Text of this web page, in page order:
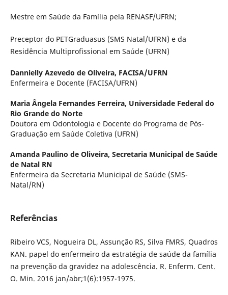
Mestre em Saúde da Família pela RENASF/UFRN;
Preceptor do PETGraduasus (SMS Natal/UFRN) e da
Residência Multiprofissional em Saúde (UFRN)
Dannielly Azevedo de Oliveira, FACISA/UFRN
Enfermeira e Docente (FACISA/UFRN)
Maria Ângela Fernandes Ferreira, Universidade Federal do
Rio Grande do Norte
Doutora em Odontologia e Docente do Programa de Pós-
Graduação em Saúde Coletiva (UFRN)
Amanda Paulino de Oliveira, Secretaria Municipal de Saúde
de Natal RN
Enfermeira da Secretaria Municipal de Saúde (SMS-
Natal/RN)
Referências
Ribeiro VCS, Nogueira DL, Assunção RS, Silva FMRS, Quadros
KAN. papel do enfermeiro da estratégia de saúde da família
na prevenção da gravidez na adolescência. R. Enferm. Cent.
O. Min. 2016 jan/abr;1(6):1957-1975.